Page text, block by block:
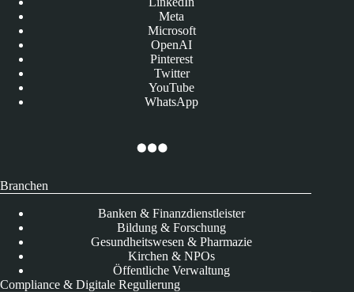
Meta
Microsoft
OpenAI
Pinterest
Twitter
YouTube
WhatsApp
Branchen
Banken & Finanzdienstleister
Bildung & Forschung
Gesundheitswesen & Pharmazie
Kirchen & NPOs
Öffentliche Verwaltung
Compliance & Digitale Regulierung